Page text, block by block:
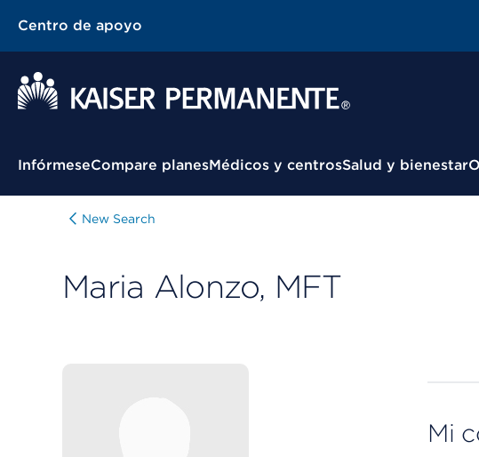
Centro de apoyo
Menú contextual
InfórmeseCompare planesMédicos y centrosSalud y bienestar
New Search
Maria Alonzo, MFT
Mi